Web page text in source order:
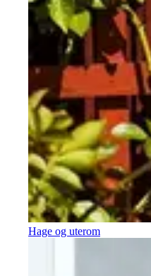
Hage og uterom